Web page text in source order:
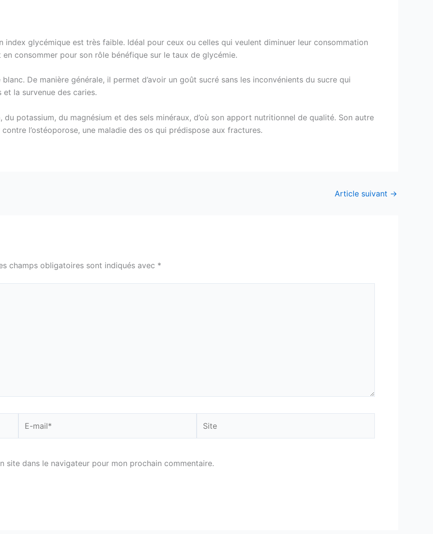
index glycémique est très faible. Idéal pour ceux ou celles qui veulent diminuer leur consommation
consommer pour son rôle bénéfique sur le taux de glycémie.
De manière générale, il permet d’avoir un goût sucré sans les inconvénients du sucre qui
la survenue des caries.
du potassium, du magnésium et des sels minéraux, d’où son apport nutritionnel de qualité. Son autre
l’ostéoporose, une maladie des os qui prédispose aux fractures.
Article suivant →
champs obligatoires sont indiqués avec *
mail*
site dans le navigateur pour mon prochain commentaire.